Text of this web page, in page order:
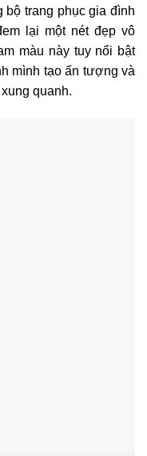
bộ trang phục gia đình
lại một nét đẹp vô
màu này tuy nổi bật
mình tạo ấn tượng và
quanh.